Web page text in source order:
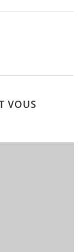
VOUS